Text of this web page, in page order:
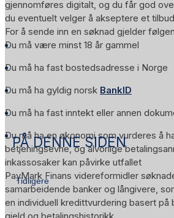
PÅ DENNE SIDEN
Tidligere
gjennomføres digitalt, og du får god
du eventuelt velger å akseptere et
For å sende inn en søknad gjelder
Du må være minst 18 år gammel
Du må ha fast bostedsadresse i Norge
Du må ha gyldig norsk BankID
Du må ha fast inntekt eller annen
Du må ha en økonomi som vurderes å
betjeningsevne, og alvorlige
inkassosaker kan påvirke utfallet
PayMark Finans videreformidler
samarbeidende banker og långivere,
en individuell kredittvurdering basert på